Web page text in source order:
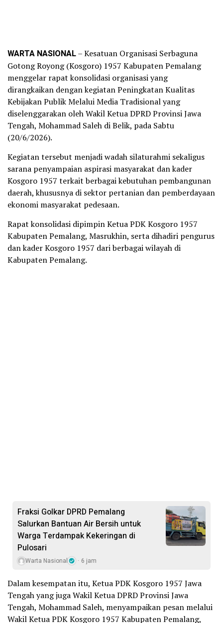
WARTA NASIONAL– Kesatuan Organisasi Serbaguna
Gotong Royong (Kosgoro) 1957 Kabupaten Pemalang
menggelar rapat konsolidasi organisasi yang
dirangkaikan dengan kegiatan Peningkatan Kualitas
Kebijakan Publik Melalui Media Tradisional yang
diselenggarakan oleh Wakil Ketua DPRD Provinsi Jawa
Tengah, Mohammad Saleh di Belik, pada Sabtu
(20/6/2026).
Kegiatan tersebut menjadi wadah silaturahmi sekaligus
sarana penyampaian aspirasi masyarakat dan kader
Kosgoro 1957 terkait berbagai kebutuhan pembangunan
daerah, khususnya di sektor pertanian dan pemberdayaan
ekonomi masyarakat pedesaan.
Rapat konsolidasi dipimpin Ketua PDK Kosgoro 1957
Kabupaten Pemalang, Masrukhin, serta dihadiri pengurus
dan kader Kosgoro 1957 dari berbagai wilayah di
Kabupaten Pemalang.
Fraksi Golkar DPRD Pemalang
Salurkan Bantuan Air Bersih untuk
Warga Terdampak Kekeringan di
Pulosari
Warta Nasional 6 jam
Dalam kesempatan itu, Ketua PDK Kosgoro 1957 Jawa
Tengah yang juga Wakil Ketua DPRD Provinsi Jawa
Tengah, Mohammad Saleh, menyampaikan pesan melalui
Wakil Ketua PDK Kosgoro 1957 Kabupaten Pemalang,